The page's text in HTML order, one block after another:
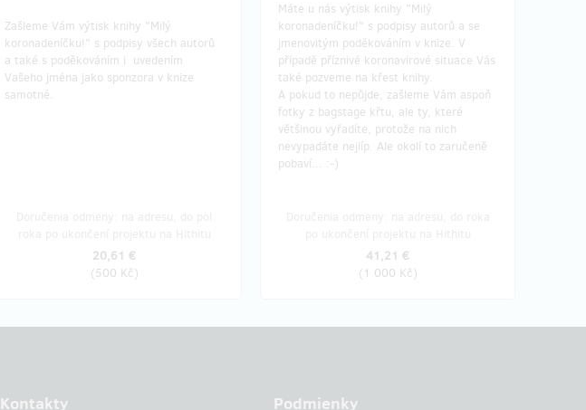
Zašleme Vám výtisk knihy "Milý
koronadeníčku!" s podpisy všech autorů
a také s poděkováním i uvedením
Vašeho jména jako sponzora v knize
samotné.
20,61 €
(500 Kč)
Máte u nás výtisk knihy "Milý
koronadeníčku!" s podpisy autorů a se
jmenovitým poděkováním v knize. V
případě příznivé koronavirové situace Vás
také pozveme na křest knihy.
A pokud to nepůjde, zašleme Vám aspoň
fotky z bagstage křtu, ale ty, které
většinou vyřadíte, protože na nich
nevypadáte nejlíp. Ale okolí to zaručeně
pobaví... :-)
41,21 €
(1 000 Kč)
Kontakty Podmienky